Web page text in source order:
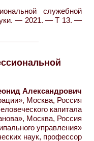
служебной
— 2021. — Т 13. —
Александрович
Москва, Россия
капитала
Москва, Россия
управления»
наук, профессор